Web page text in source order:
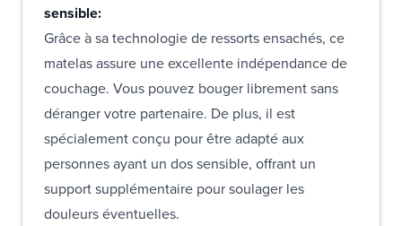
sensible:
Grâce à sa technologie de ressorts ensachés, ce
matelas assure une excellente indépendance de
couchage. Vous pouvez bouger librement sans
déranger votre partenaire. De plus, il est
spécialement conçu pour être adapté aux
personnes ayant un dos sensible, offrant un
support supplémentaire pour soulager les
douleurs éventuelles.